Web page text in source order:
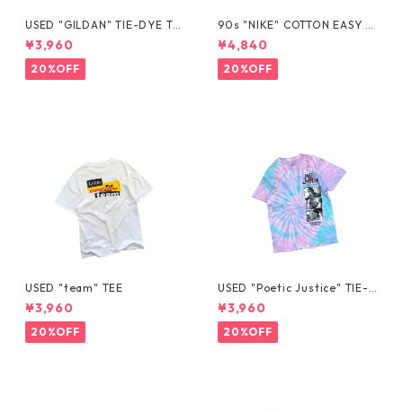
USED "GILDAN" TIE-DYE TE
E
¥3,960
20%OFF
90s "NIKE" COTTON EASY S
HORTS
¥4,840
20%OFF
USED "team" TEE
¥3,960
20%OFF
USED "Poetic Justice" TIE-D
YE TEE
¥3,960
20%OFF